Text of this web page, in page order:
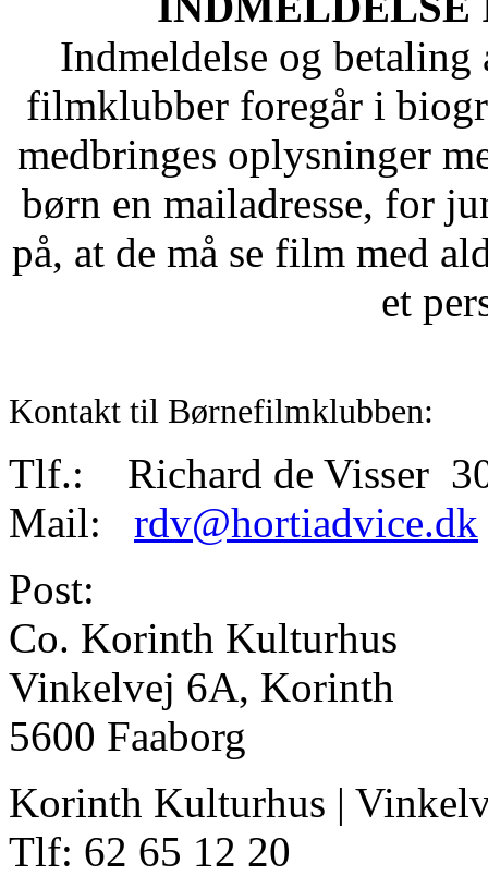
Indmeldelse og
filmklubber foregår i
medbringes oplysninger
børn en mailadresse, for
på, at de må se film med
et
Kontakt til Børnefilmklubben:
Tlf.: Richard de Visser
Mail: rdv@hortiadvice.dk
Post:
Co. Korinth
Vinkelvej 6A,
5600 Faaborg
Korinth Kulturhus |
Tlf: 62 65 12 20